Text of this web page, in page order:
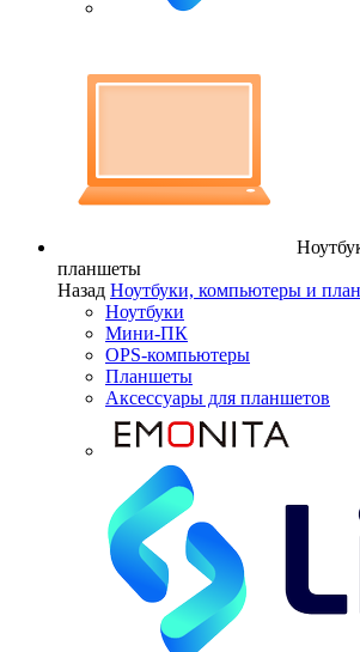
планшеты
Назад Ноутбуки, компьютеры и
Ноутбуки
Мини-ПК
OPS-компьютеры
Планшеты
Аксессуары для планшетов